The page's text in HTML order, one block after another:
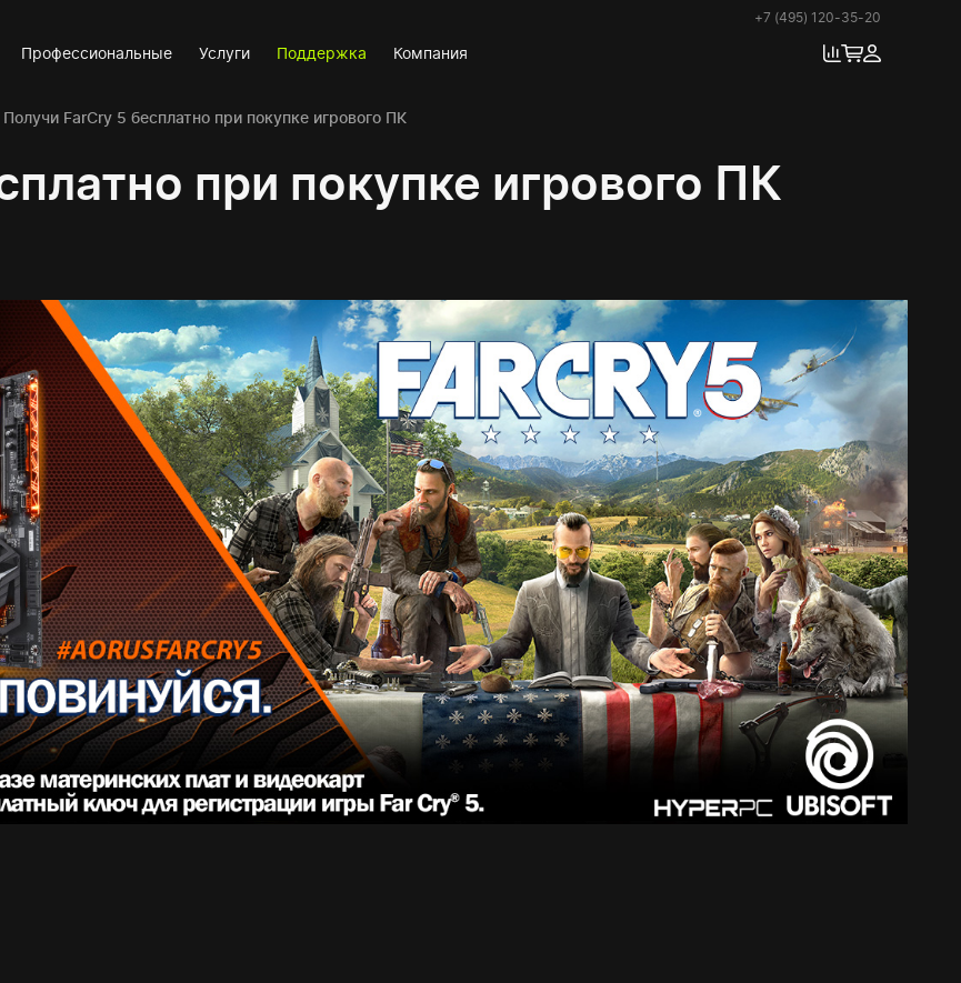
+7 (495) 120-35-20
Профессиональные Услуги Поддержка Компания
Получи FarCry 5 бесплатно при покупке игрового ПК
при покупке игрового ПК